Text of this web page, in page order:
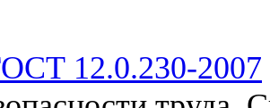
12.0.230-2007